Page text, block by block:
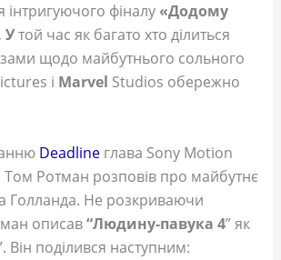
інтригуючого фіналу«Додому
Утой час як багато хто ділиться
щодо майбутнього сольного
і Marvel Studios обережно
Deadline глава Sony Motion
Ротман розповів про майбутнє
Голланда. Не розкриваючи
описав“Людину-павука 4” як
Він поділився наступним: